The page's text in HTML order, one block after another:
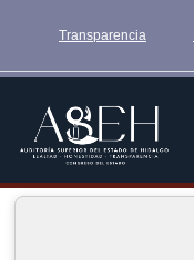
Transparencia